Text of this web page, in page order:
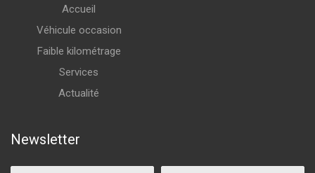
Accueil
Véhicule occasion
Faible kilométrage
Services
Actualité
Newsletter